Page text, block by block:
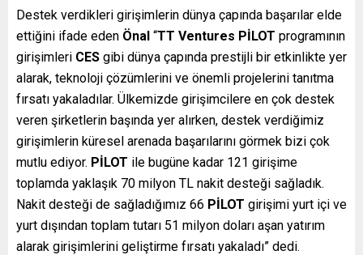
Destek verdikleri girişimlerin dünya çapında başarılar elde
ettiğini ifade eden Önal “TT Ventures PİLOT programının
girişimleri CES gibi dünya çapında prestijli bir etkinlikte yer
alarak, teknoloji çözümlerini ve önemli projelerini tanıtma
fırsatı yakaladılar. Ülkemizde girişimcilere en çok destek
veren şirketlerin başında yer alırken, destek verdiğimiz
girişimlerin küresel arenada başarılarını görmek bizi çok
mutlu ediyor. PİLOT ile bugüne kadar 121 girişime
toplamda yaklaşık 70 milyon TL nakit desteği sağladık.
Nakit desteği de sağladığımız 66 PİLOT girişimi yurt içi ve
yurt dışından toplam tutarı 51 milyon doları aşan yatırım
alarak girişimlerini geliştirme fırsatı yakaladı” dedi.